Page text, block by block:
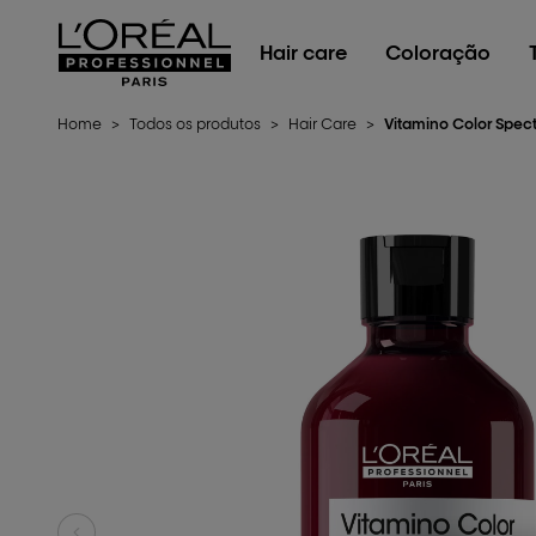
L'Oréal Professionnel Paris
Hair care
Coloração
Home > Todos os produtos > Hair Care > Vitamino Color